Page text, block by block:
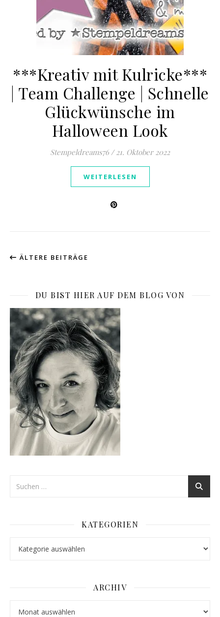
***Kreativ mit Kulricke***
| Team Challenge | Schnelle
Glückwünsche im
Halloween Look
Stempeldreams76 / 21. Oktober 2022
WEITERLESEN
ÄLTERE BEITRÄGE
DU BIST HIER AUF DEM BLOG VON
KATEGORIEN
ARCHIV